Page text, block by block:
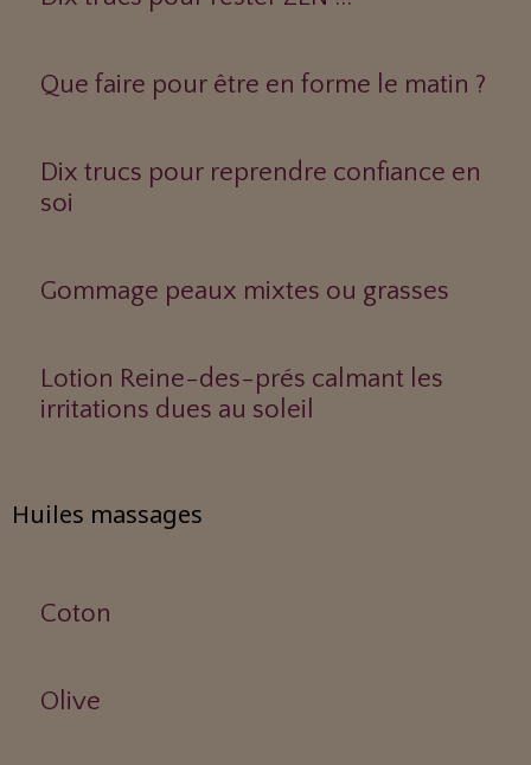
Que faire pour être en forme le matin ?
Dix trucs pour reprendre confiance en
soi
Gommage peaux mixtes ou grasses
Lotion Reine-des-prés calmant les
irritations dues au soleil
Huiles massages
Coton
Olive